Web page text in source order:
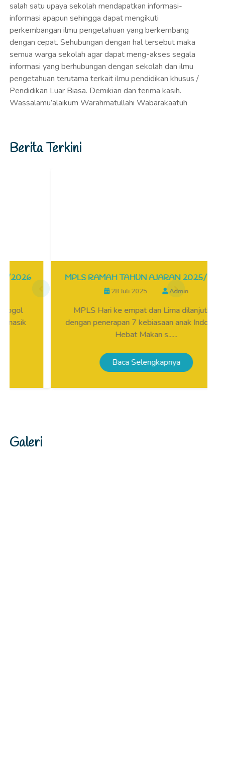
salah satu upaya sekolah mendapatkan informasi-
informasi apapun sehingga dapat mengikuti
perkembangan ilmu pengetahuan yang berkembang
dengan cepat. Sehubungan dengan hal tersebut maka
semua warga sekolah agar dapat meng-akses segala
informasi yang berhubungan dengan sekolah dan ilmu
pengetahuan terutama terkait ilmu pendidikan khusus /
Pendidikan Luar Biasa. Demikian dan terima kasih.
Wassalamu’alaikum Warahmatullahi Wabarakaatuh
Berita Terkini
MPLS RAMAH TAHUN AJARAN 2025/2026
28 Juli 2025 Admin
MPLS Hari ke empat dan Lima dilanjutkan
dengan penerapan 7 kebiasaan anak Indonesia
Hebat Makan s......
Baca Selengkapnya
Galeri